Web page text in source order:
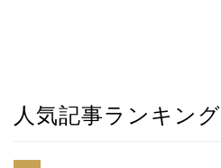
人気記事ランキング